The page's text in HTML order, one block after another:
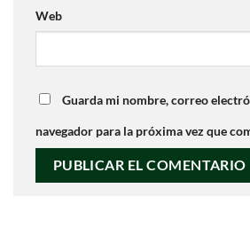
Web
Guarda mi nombre, correo
navegador para la próxima vez que